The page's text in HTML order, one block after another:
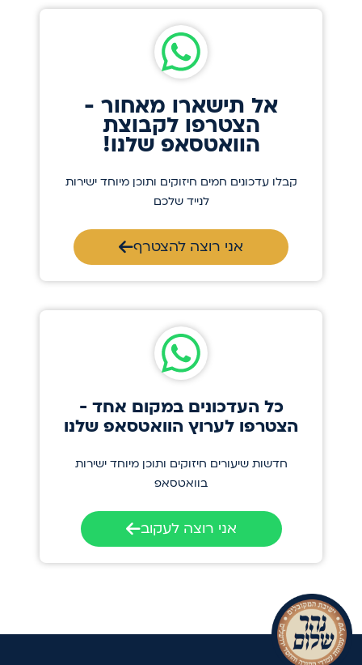
אל תישארו מאחור -
הצטרפו לקבוצת
הוואטסאפ שלנו!
קבלו עדכונים חמים חיזוקים ותוכן מיוחד ישירות
לנייד שלכם
אני רוצה להצטרף
כל העדכונים במקום אחד -
הצטרפו לערוץ הוואטסאפ שלנו
חדשות שיעורים חיזוקים ותוכן מיוחד ישירות
בוואטסאפ
אני רוצה לעקוב